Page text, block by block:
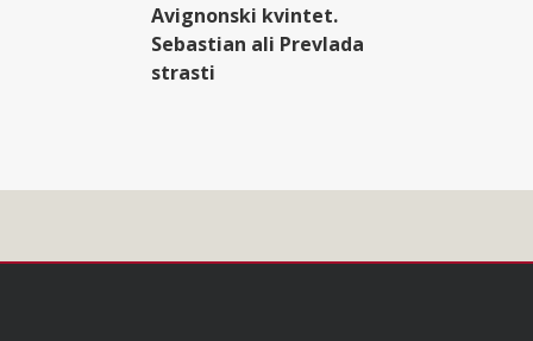
Avignonski kvintet.
Sebastian ali Prevlada
strasti